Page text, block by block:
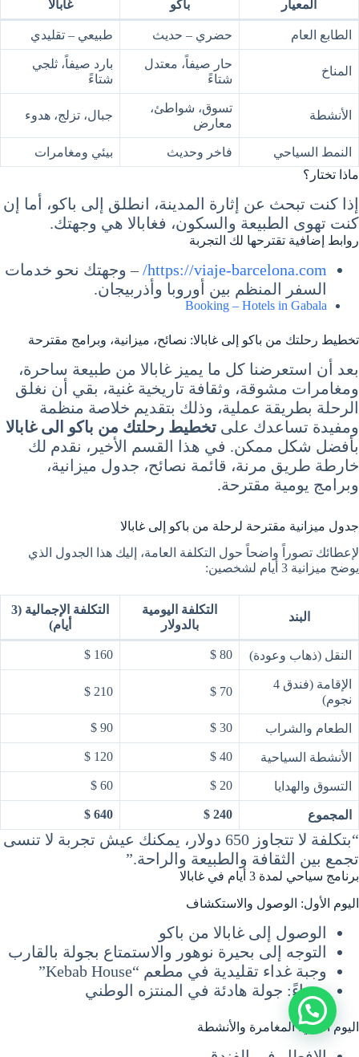
المعيار باكو غابالا
الطابع العام حضري – حديث طبيعي – تقليدي
المناخ
حار صيفاً، معتدل
شتاءً
بارد صيفاً، ثلجي
شتاءً
الأنشطة
تسوق، شواطئ،
معارض
جبال، تزلج، هدوء
النمط السياحي فاخر وحديث
بيئي ومغامرات
ماذا تختار؟
إذا كنت تبحث عن إثارة المدينة، انطلق إلى باكو، أما إن
كنت تهوى الطبيعة والسكون، فغابالا هي وجهتك.
روابط إضافية تقترحها لك التجربة
https://viaje-barcelona.com/ – وجهتك نحو خدمات
السفر المنظم بين أوروبا وأذربيجان.
Booking – Hotels in Gabala
تخطيط رحلتك من باكو إلى غابالا: نصائح، ميزانية، وبرامج مقترحة
بعد أن استعرضنا كل ما يميز غابالا من طبيعة ساحرة،
ومغامرات مشوقة، وثقافة تاريخية غنية، بقي أن نغلق
الرحلة بطريقة عملية، وذلك بتقديم خلاصة منظمة
ومفيدة تساعدك على تخطيط رحلتك من باكو الى غابالا
بأفضل شكل ممكن. في هذا القسم الأخير، نقدم لك
خارطة طريق مرنة، قائمة نصائح، جدول ميزانية،
وبرامج يومية مقترحة.
جدول ميزانية مقترحة لرحلة من باكو إلى غابالا
لإعطائك تصوراً واضحاً حول التكلفة العامة، إليك هذا الجدول الذي
يوضح ميزانية 3 أيام لشخصين:
البند
التكلفة اليومية
بالدولار
التكلفة الإجمالية (3
أيام)
النقل (ذهاب وعودة) 80 $
160 $
الإقامة (فندق 4
نجوم)
70 $
210 $
الطعام والشراب 30 $
90 $
الأنشطة السياحية 40 $
120 $
التسوق والهدايا 20 $
60 $
المجموع 240 $
640 $
“بتكلفة لا تتجاوز 650 دولار، يمكنك عيش تجربة لا تنسى
تجمع بين الثقافة والطبيعة والراحة.”
برنامج سياحي لمدة 3 أيام في غابالا
اليوم الأول: الوصول والاستكشاف
الوصول إلى غابالا من باكو
التوجه إلى بحيرة نوهور والاستمتاع بجولة بالقارب
وجبة غداء تقليدية في مطعم “Kebab House”
مساءً: جولة هادئة في المنتزه الوطني
اليوم الثاني: المغامرة والأنشطة